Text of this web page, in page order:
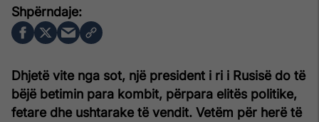
Dhjetë vite nga sot, një president i ri i Rusisë do të
bëjë betimin para kombit, përpara elitës politike,
fetare dhe ushtarake të vendit. Vetëm për herë të